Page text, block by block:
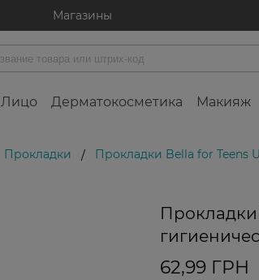
Магазины
Лицо Дерматокосметика Макияж
Прокладки / Прокладки Bella for Teens
Прокладки
62,99 ГРН